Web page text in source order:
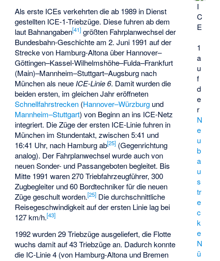
I
C
E
1
a
u
f
d
e
r
N
e
u
b
a
u
s
tr
e
c
k
e
N
ü
Als erste ICEs verkehrten die ab 1989 in Dienst
gestellten ICE-1-Triebzüge. Diese fuhren ab dem
laut Bahnangaben[41] größten Fahrplanwechsel der
Bundesbahn-Geschichte am 2. Juni 1991 auf der
Strecke von Hamburg-Altona über Hannover–
Göttingen–Kassel-Wilhelmshöhe–Fulda–Frankfurt
(Main)–Mannheim–Stuttgart–Augsburg nach
München als neue ICE-Linie 6. Damit wurden die
beiden ersten, im gleichen Jahr eröffneten
Schnellfahrstrecken (Hannover–Würzburg und
Mannheim–Stuttgart) von Beginn an ins ICE-Netz
integriert. Die Züge der ersten ICE-Linie fuhren in
München im Stundentakt, zwischen 5:41 und
16:41 Uhr, nach Hamburg ab[25] (Gegenrichtung
analog). Der Fahrplanwechsel wurde auch von
neuen Sonder- und Passangeboten begleitet. Bis
Mitte 1991 waren 270 Triebfahrzeugführer, 300
Zugbegleiter und 60 Bordtechniker für die neuen
Züge geschult worden.[25] Die durchschnittliche
Reisegeschwindigkeit auf der ersten Linie lag bei
127 km/h.[43]
1992 wurden 29 Triebzüge ausgeliefert, die Flotte
wuchs damit auf 43 Triebzüge an. Dadurch konnte
die IC-Linie 4 (von Hamburg-Altona und Bremen